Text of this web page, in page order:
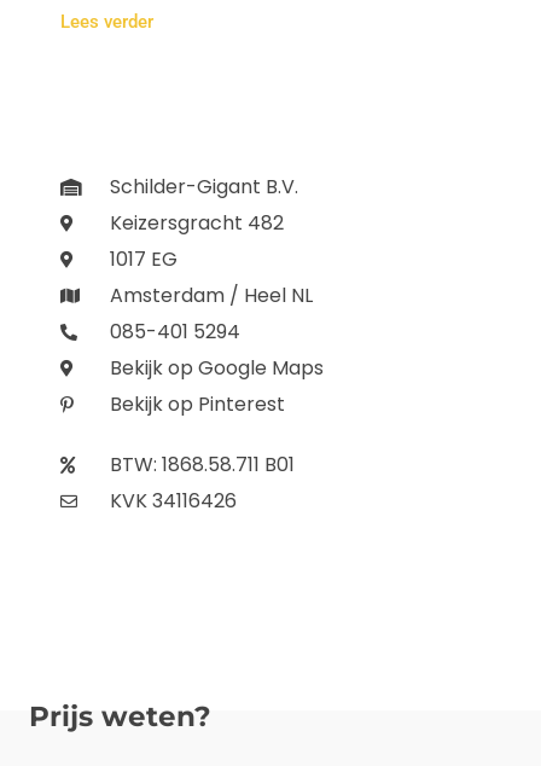
Lees verder
Schilder-Gigant B.V.
Keizersgracht 482
1017 EG
Amsterdam / Heel NL
085-401 5294
Bekijk op Google Maps
Bekijk op Pinterest
BTW: 1868.58.711 B01
KVK 34116426
Prijs weten?